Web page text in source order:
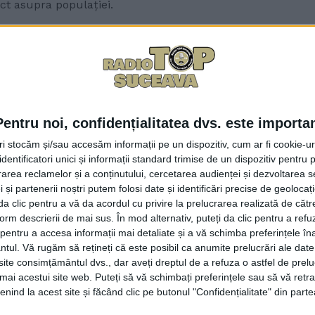
noi, confidențialitatea dvs. este
stocăm și/sau accesăm informații pe un dispozitiv, cum ar fi cookie-
unici și informații standard trimise de un dispozitiv pentru
reclamelor și a conținutului, cercetarea audienței și dezvoltarea
și partenerii noștri putem folosi date și identificări precise de
clic pentru a vă da acordul cu privire la prelucrarea realizată de
descrierii de mai sus. În mod alternativ, puteți da clic pentru a
a accesa informații mai detaliate și a vă schimba preferințele
Vă rugăm să rețineți că este posibil ca anumite prelucrări ale
consimțământul dvs., dar aveți dreptul de a refuza o astfel de
acestui site web. Puteți să vă schimbați preferințele sau să vă
la acest site și făcând clic pe butonul "Confidențialitate" din
asupra populației.
Apostol a declarat:
În mod particular, această nouă lege a salarizării nu
pornit este controversat, este negat de unele categorii
recompensăm munca mai multor segmente și
bugetare la capitolul salarizare. De aici, sigur că
aplicare. Nu știu cum să spun, ca să fiu cinstit, nu
o”.
Transilvania Green Energy Forum, ”cel mai mare
două zile și jumătate care reunește în dezbaterele lui
furnizare de energie, dar și din industriile colaterale”.
dintr-o marfă într-o adevărată armă geopolitică”.